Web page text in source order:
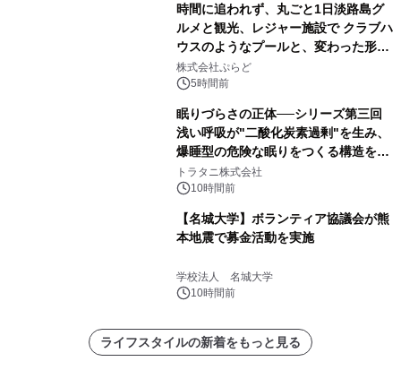
時間に追われず、丸ごと1日淡路島グ
ルメと観光、レジャー施設で クラブハ
ウスのようなプールと、変わった形の
サウナも 「THE BOXY AWAJI」のお
得な素泊まり連泊プランで
株式会社ぷらど
5時間前
眠りづらさの正体──シリーズ第三回
浅い呼吸が"二酸化炭素過剰"を生み、
爆睡型の危険な眠りをつくる構造を解
説
トラタニ株式会社
10時間前
【名城大学】ボランティア協議会が熊
本地震で募金活動を実施
学校法人 名城大学
10時間前
ライフスタイルの新着をもっと見る